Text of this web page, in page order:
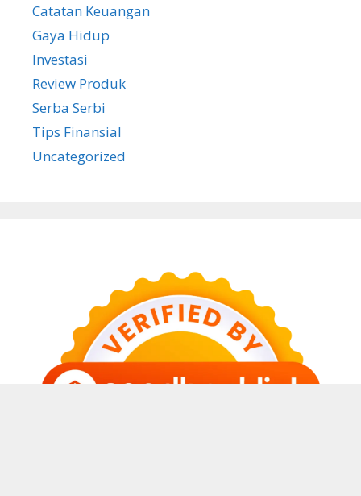
Catatan Keuangan
Gaya Hidup
Investasi
Review Produk
Serba Serbi
Tips Finansial
Uncategorized